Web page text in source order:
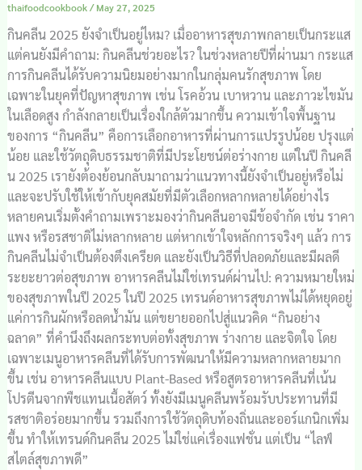
thaifoodcookbook/May 27, 2025
กินคลีน 2025 ยังจำเป็นอยู่ไหม? เมื่ออาหารสุขภาพกลายเป็นกระแส
แต่คนยังมีคำถาม: กินคลีนช่วยอะไร? ในช่วงหลายปีที่ผ่านมา กระแส
การกินคลีนได้รับความนิยมอย่างมากในกลุ่มคนรักสุขภาพ โดย
เฉพาะในยุคที่ปัญหาสุขภาพ เช่น โรคอ้วน เบาหวาน และภาวะไขมัน
ในเลือดสูง กำลังกลายเป็นเรื่องใกล้ตัวมากขึ้น ความเข้าใจพื้นฐาน
ของการ “กินคลีน” คือการเลือกอาหารที่ผ่านการแปรรูปน้อย ปรุงแต่
น้อย และใช้วัตถุดิบธรรมชาติที่มีประโยชน์ต่อร่างกาย แต่ในปี กินคลี
น 2025 เรายังต้องย้อนกลับมาถามว่าแนวทางนี้ยังจำเป็นอยู่หรือไม่
และจะปรับใช้ให้เข้ากับยุคสมัยที่มีตัวเลือกหลากหลายได้อย่างไร
หลายคนเริ่มตั้งคำถามเพราะมองว่ากินคลีนอาจมีข้อจำกัด เช่น ราคา
แพง หรือรสชาติไม่หลากหลาย แต่หากเข้าใจหลักการจริงๆ แล้ว การ
กินคลีนไม่จำเป็นต้องตึงเครียด และยังเป็นวิธีที่ปลอดภัยและมีผลดี
ระยะยาวต่อสุขภาพ อาหารคลีนไม่ใช่เทรนด์ผ่านไป: ความหมายใหม่
ของสุขภาพในปี 2025 ในปี 2025 เทรนด์อาหารสุขภาพไม่ได้หยุดอยู่
แค่การกินผักหรือลดน้ำมัน แต่ขยายออกไปสู่แนวคิด “กินอย่าง
ฉลาด” ที่คำนึงถึงผลกระทบต่อทั้งสุขภาพ ร่างกาย และจิตใจ โดย
เฉพาะเมนูอาหารคลีนที่ได้รับการพัฒนาให้มีความหลากหลายมาก
ขึ้น เช่น อาหารคลีนแบบ Plant-Based หรือสูตรอาหารคลีนที่เน้น
โปรตีนจากพืชแทนเนื้อสัตว์ ทั้งยังมีเมนูคลีนพร้อมรับประทานที่มี
รสชาติอร่อยมากขึ้น รวมถึงการใช้วัตถุดิบท้องถิ่นและออร์แกนิกเพิ่ม
ขึ้น ทำให้เทรนด์กินคลีน 2025 ไม่ใช่แค่เรื่องแฟชั่น แต่เป็น “ไลฟ์
สไตล์สุขภาพดี”